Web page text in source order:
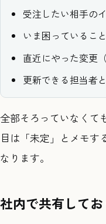
受注したい相手の
いま困っているこ
直近にやった変更
更新できる担当者
全部そろっていなくて
目は「未定」とメモす
なります。
社内で共有して